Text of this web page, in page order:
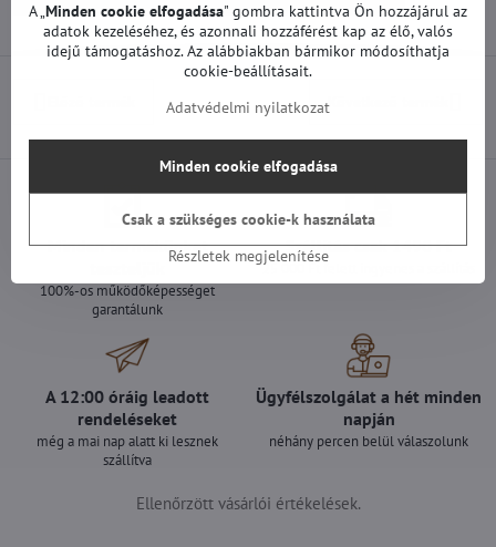
Következő termék
Minden termékünket
100%-os működőképességet
garantálunk
Szállítás csak 1490 Ft
25 000 Ft felett ingyenes a szállítás
A 12:00 óráig leadott
rendeléseket
még a mai nap alatt ki lesznek
szállítva
Ügyfélszolgálat a hét minden
napján
néhány percen belül válaszolunk
Ellenőrzött vásárlói értékelések.
A „Minden cookie elfogadása" gombra kattintva Ön hozzájárul az
adatok kezeléséhez, és azonnali hozzáférést kap az élő, valós
idejű támogatáshoz. Az alábbiakban bármikor módosíthatja
cookie-beállításait.
Adatvédelmi nyilatkozat
Részletek megjelenítése
Minden cookie elfogadása
Csak a szükséges cookie-k használata